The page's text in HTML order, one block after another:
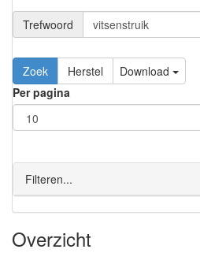
Trefwoord
Download
Per pagina
Filteren...
Overzicht